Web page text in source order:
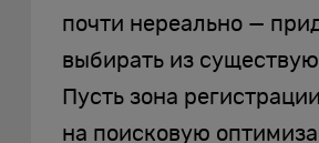
почти нереально —
выбирать из
Пусть зона
на поисковую